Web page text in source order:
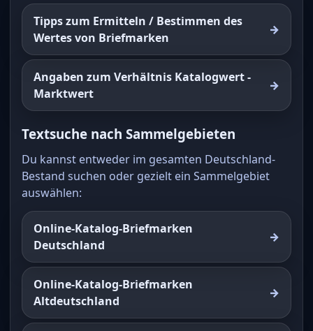
Tipps zum Ermitteln / Bestimmen des
Wertes von Briefmarken
Angaben zum Verhältnis Katalogwert -
Marktwert
Textsuche nach Sammelgebieten
Du kannst entweder im gesamten Deutschland-
Bestand suchen oder gezielt ein Sammelgebiet
auswählen:
Online-Katalog-Briefmarken
Deutschland
Online-Katalog-Briefmarken
Altdeutschland